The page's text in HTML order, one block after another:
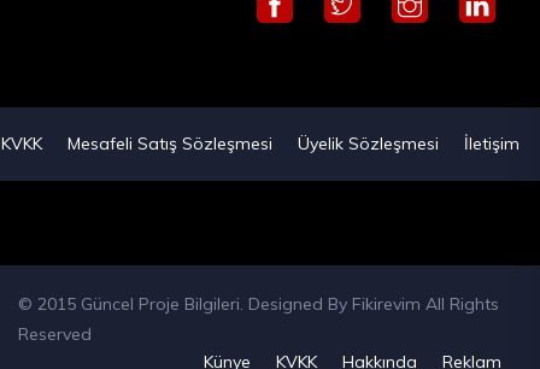
KVKK Mesafeli Satış Sözleşmesi Üyelik Sözleşmesi İletişim
© 2015 Güncel Proje Bilgileri. Designed By Fikirevim All Rights
Reserved
Künye
KVKK Hakkında Reklam